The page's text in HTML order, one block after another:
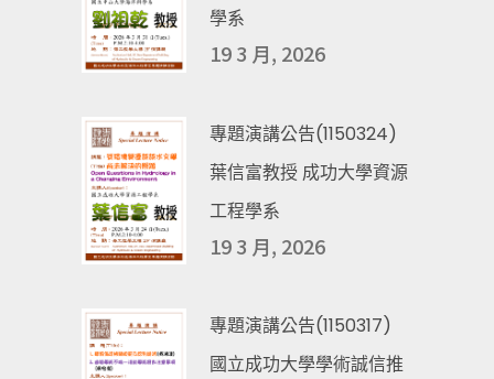
學系
19 3 月, 2026
專題演講公告(1150324)
葉信富教授 成功大學資源
工程學系
19 3 月, 2026
專題演講公告(1150317)
國立成功大學學術誠信推